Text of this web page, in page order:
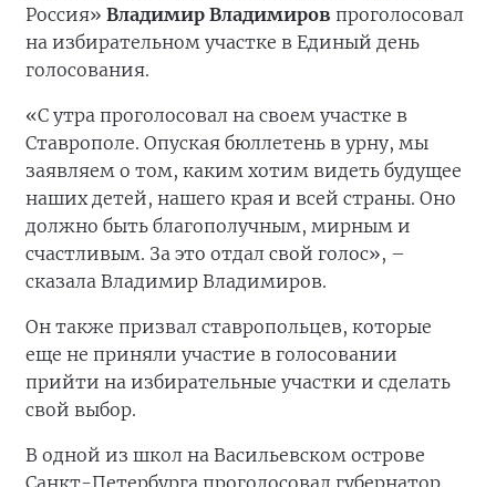
Россия» Владимир Владимиров проголосовал
на избирательном участке в Единый день
голосования.
«С утра проголосовал на своем участке в
Ставрополе. Опуская бюллетень в урну, мы
заявляем о том, каким хотим видеть будущее
наших детей, нашего края и всей страны. Оно
должно быть благополучным, мирным и
счастливым. За это отдал свой голос», –
сказала Владимир Владимиров.
Он также призвал ставропольцев, которые
еще не приняли участие в голосовании
прийти на избирательные участки и сделать
свой выбор.
В одной из школ на Васильевском острове